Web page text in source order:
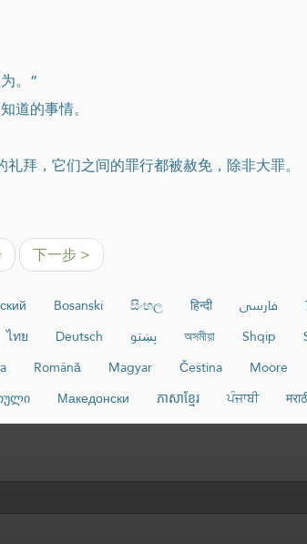
。”
道的事情。
拜，它们之间的罪行都被赦免，除非大罪。
下一步 >
Bosanski සිංහල हिन्दी فارسی
ไทย Deutsch پښتو অসমীয়া Shqip
Română Magyar Čeština Moore
Македонски ភាសាខ្មែរ ਪੰਜਾਬੀ